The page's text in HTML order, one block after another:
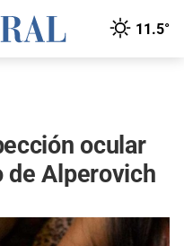
11.5°
ocular
de Alperovich